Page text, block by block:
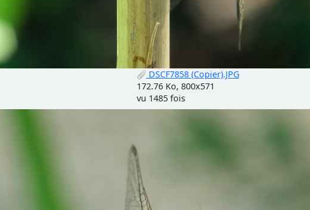
DSCF7858 (Copier).JPG
172.76 Ko, 800x571
vu 1485 fois